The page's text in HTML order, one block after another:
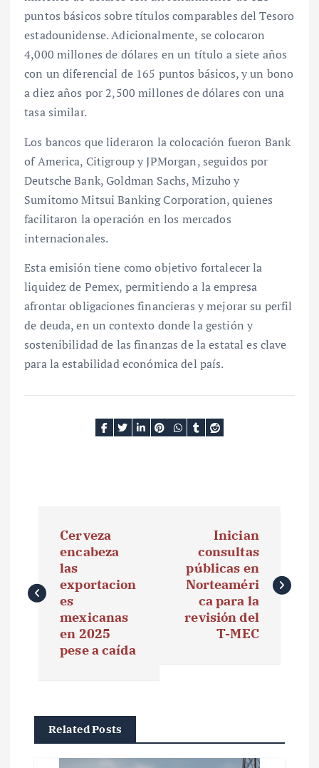
puntos básicos sobre títulos comparables del Tesoro
estadounidense. Adicionalmente, se colocaron
4,000 millones de dólares en un título a siete años
con un diferencial de 165 puntos básicos, y un bono
a diez años por 2,500 millones de dólares con una
tasa similar.
Los bancos que lideraron la colocación fueron Bank
of America, Citigroup y JPMorgan, seguidos por
Deutsche Bank, Goldman Sachs, Mizuho y
Sumitomo Mitsui Banking Corporation, quienes
facilitaron la operación en los mercados
internacionales.
Esta emisión tiene como objetivo fortalecer la
liquidez de Pemex, permitiendo a la empresa
afrontar obligaciones financieras y mejorar su perfil
de deuda, en un contexto donde la gestión y
sostenibilidad de las finanzas de la estatal es clave
para la estabilidad económica del país.
v
e
ó
Cerveza
encabeza
las
exportacion
es
mexicanas
en 2025
pese a caída
Inician
consultas
públicas en
Norteaméri
ca para la
revisión del
T-MEC
Related Posts